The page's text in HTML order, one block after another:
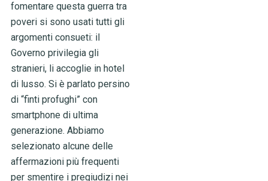
fomentare questa guerra tra
poveri si sono usati tutti gli
argomenti consueti: il
Governo privilegia gli
stranieri, li accoglie in hotel
di lusso. Si è parlato persino
di “finti profughi” con
smartphone di ultima
generazione. Abbiamo
selezionato alcune delle
affermazioni più frequenti
per smentire i pregiudizi nei